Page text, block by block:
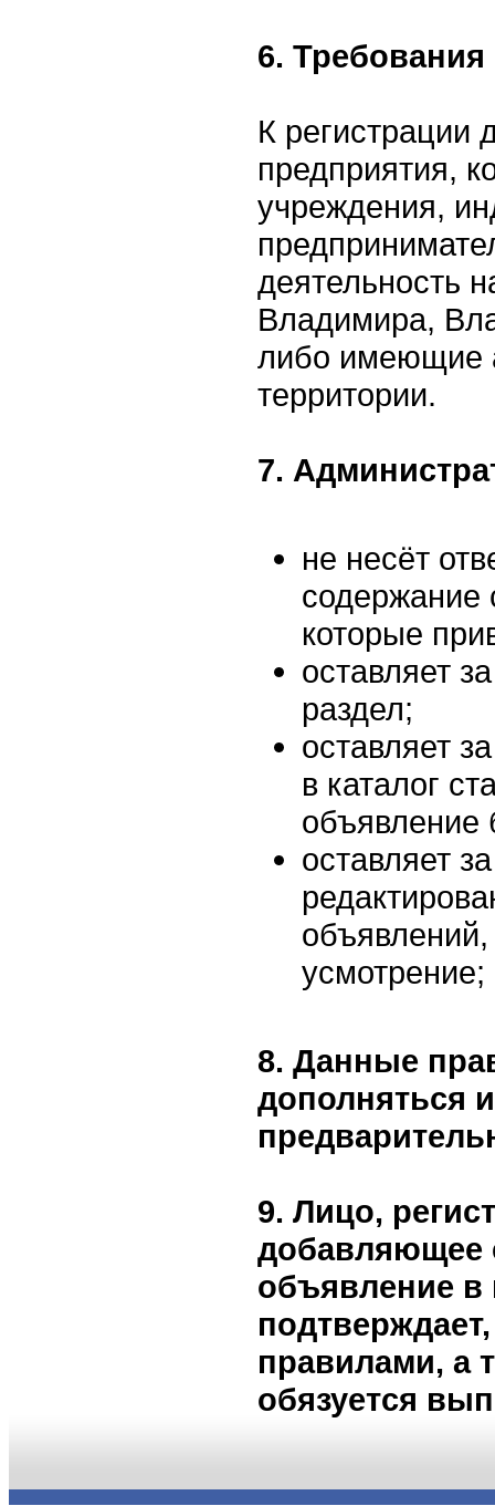
6.
К регистрации
предприятия,
учреждения,
деятельность
Владимира,
либо имеющие
территории.
7.
не несёт
содержание
которые
оставляет
раздел;
оставляет
в каталог
объявление
оставляет
усмотрение;
8. Данные
дополняться
9. Лицо,
добавляющее
объявление в
правилами, а
обязуется